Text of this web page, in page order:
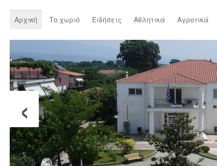
Αρχική Το χωριό Ειδήσεις Αθλητικά Αγροτικά
‹